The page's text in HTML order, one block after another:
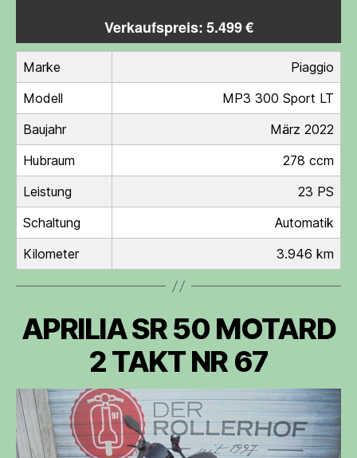
Verkaufspreis: 5.499 €
Marke
Piaggio
Modell
MP3 300 Sport LT
Baujahr
März 2022
Hubraum
278 ccm
Leistung
23 PS
Schaltung
Automatik
Kilometer
3.946 km
APRILIA SR 50 MOTARD
2 TAKT NR 67